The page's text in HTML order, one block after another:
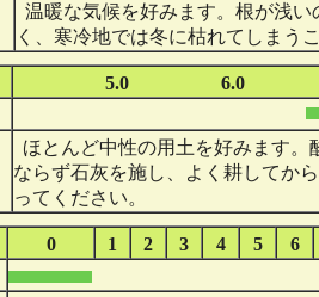
温暖な気候を好みます。根が浅い
く、寒冷地では冬に枯れてしまう
5.0
6.0
ほとんど中性の用土を好みます。
ならず石灰を施し、よく耕してか
ってください。
0 1 2 3 4 5
6